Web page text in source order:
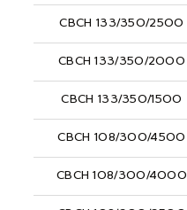
СВСН 133/350/2500
СВСН 133/350/2000
СВСН 133/350/1500
СВСН 108/300/4500
СВСН 108/300/4000